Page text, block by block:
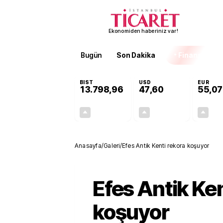
Ekonomiden haberiniz var!
Bugün Son Dakika Finans
BIST
13.798,96
USD
47,60
EUR
55,07
Anasayfa/Galeri/Efes Antik Kenti rekora koşuyor
Efes Antik
koşuyor